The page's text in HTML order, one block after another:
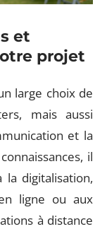
et
projet
large choix de
mais aussi
et la
il
la digitalisation,
ligne ou aux
à distance